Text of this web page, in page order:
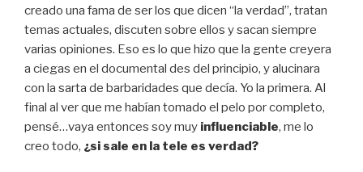
creado una fama de ser los que dicen “la verdad”, tratan
temas actuales, discuten sobre ellos y sacan siempre
varias opiniones. Eso es lo que hizo que la gente creyera
a ciegas en el documental des del principio, y alucinara
con la sarta de barbaridades que decía. Yo la primera. Al
final al ver que me habían tomado el pelo por completo,
pensé…vaya entonces soy muy influenciable, me lo
creo todo, ¿si sale en la tele es verdad?